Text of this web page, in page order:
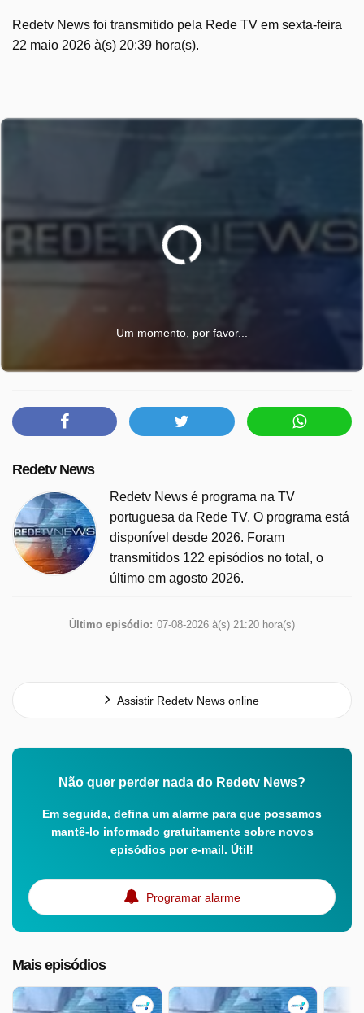
Redetv News foi transmitido pela Rede TV em sexta-feira
22 maio 2026 à(s) 20:39 hora(s).
Um momento, por favor...
Redetv News
Redetv News é programa na TV
portuguesa da Rede TV. O programa está
disponível desde 2026. Foram
transmitidos 122 episódios no total, o
último em agosto 2026.
Último episódio: 07-08-2026 à(s) 21:20 hora(s)
Assistir Redetv News online
Não quer perder nada do Redetv News?
Em seguida, defina um alarme para que possamos
mantê-lo informado gratuitamente sobre novos
episódios por e-mail. Útil!
Programar alarme
Mais episódios